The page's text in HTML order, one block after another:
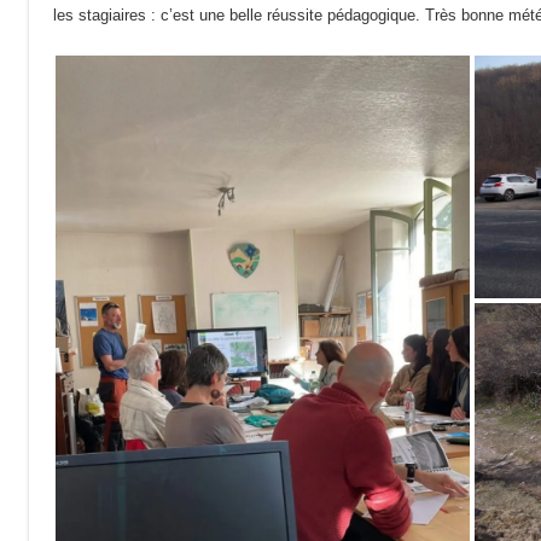
les stagiaires : c’est une belle réussite pédagogique. Très bonne